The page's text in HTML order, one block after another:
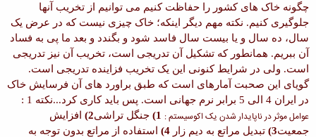
چگونه خاک های کشور را حفاظت کنیم می توانیم از تخریب آنها
جلوگیری کنیم. نکته مهم دیگر اینکه؛ خاک چیزی نیست که در عرض یک
سال، ده سال و یا بیست سال فاسد شود و بگندد و بعد ما پی به فساد
آن ببریم. همانطور که تشکیل آن تدریجی است، تخریب آن نیز تدریجی
است. ولی در شرایط کنونی این یک تخریب فزاینده تدریجی است.
گویای این صحبت آمارهای است که طبق براورد های آن فرسایش خاک
در ایران 4 الی 5 برابر نرم جهانی است. پس باید کاری کرد...نکته 1 :
عوامل موثر در ناپایدار شدن یک اکوسیستم : 1) جنگل تراشی2)
افزایش
جمعیت3) تبدیل مراتع به دیم زار 4)
استفاده از مراتع بدون توجه به